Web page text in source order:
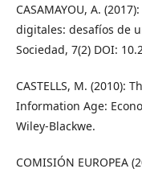
CASAMAYOU, A.
digitales: desafíos de
Sociedad, 7(2) DOI:
CASTELLS, M. (2010):
Information Age:
Wiley-Blackwe.
COMISIÓN EUROPEA